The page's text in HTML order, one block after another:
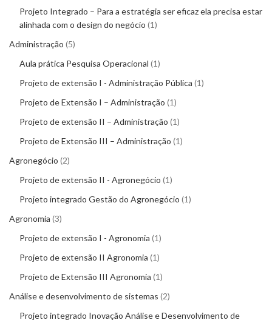
Projeto Integrado – Para a estratégia ser eficaz ela precisa estar
alinhada com o design do negócio 1
Administração 5
Aula prática Pesquisa Operacional 1
Projeto de extensão I - Administração Pública 1
Projeto de Extensão I – Administração 1
Projeto de extensão II – Administração 1
Projeto de Extensão III – Administração 1
Agronegócio 2
Projeto de extensão II - Agronegócio 1
Projeto integrado Gestão do Agronegócio 1
Agronomia 3
Projeto de extensão I - Agronomia 1
Projeto de extensão II Agronomia 1
Projeto de Extensão III Agronomia 1
Análise e desenvolvimento de sistemas 2
Projeto integrado Inovação Análise e Desenvolvimento de